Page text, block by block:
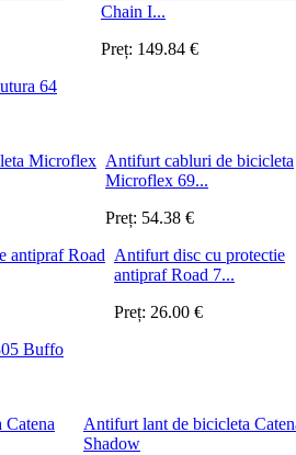
Chain I...
Preț: 149.84 €
64
Antifurt cabluri de bicicleta
Microflex 69...
Preț: 54.38 €
Antifurt disc cu protectie
antipraf Road 7...
Preț: 26.00 €
Buffo
Antifurt lant de bicicleta
Shadow